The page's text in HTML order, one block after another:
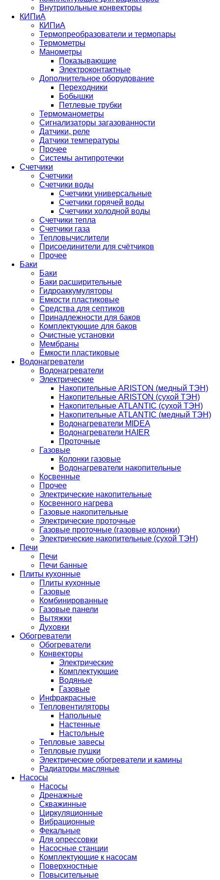
Внутрипольные конвекторы
КИПиА
КИПиА
Термопреобразователи и термопары
Термометры
Манометры
Показывающие
Электроконтактные
Дополнительное оборудование
Переходники
Бобышки
Петлевые трубки
Термоманометры
Сигнализаторы загазованности
Датчики, реле
Датчики температуры
Прочее
Системы антипротечки
Счетчики
Счетчики
Счетчики воды
Счетчики универсальные
Счетчики горячей воды
Счетчики холодной воды
Счетчики тепла
Счетчики газа
Тепловычислители
Присоединители для счётчиков
Прочее
Баки
Баки
Баки расширительные
Гидроаккумуляторы
Емкости пластиковые
Средства для септиков
Принадлежности для баков
Комплектующие для баков
Очистные установки
Мембраны
Ёмкости пластиковые
Водонагреватели
Водонагреватели
Электрические
Накопительные ARISTON (медный ТЭН)
Накопительные ARISTON (сухой ТЭН)
Накопительные ATLANTIC (сухой ТЭН)
Накопительные ATLANTIC (медный ТЭН)
Водонагреватели MIDEA
Водонагреватели HAIER
Проточные
Газовые
Колонки газовые
Водонагреватели накопительные
Косвенные
Прочее
Электрические накопительные
Косвенного нагрева
Газовые накопительные
Электрические проточные
Газовые проточные (газовые колонки)
Электрические накопительные (сухой ТЭН)
Печи
Печи
Печи банные
Плиты кухонные
Плиты кухонные
Газовые
Комбинированные
Газовые панели
Вытяжки
Духовки
Обогреватели
Обогреватели
Конвекторы
Электрические
Комплектующие
Водяные
Газовые
Инфракрасные
Тепловентиляторы
Напольные
Настенные
Настольные
Тепловые завесы
Тепловые пушки
Электрические обогреватели и камины
Радиаторы масляные
Насосы
Насосы
Дренажные
Скважинные
Циркуляционные
Вибрационные
Фекальные
Для опрессовки
Насосные станции
Комплектующие к насосам
Поверхностные
Повысительные